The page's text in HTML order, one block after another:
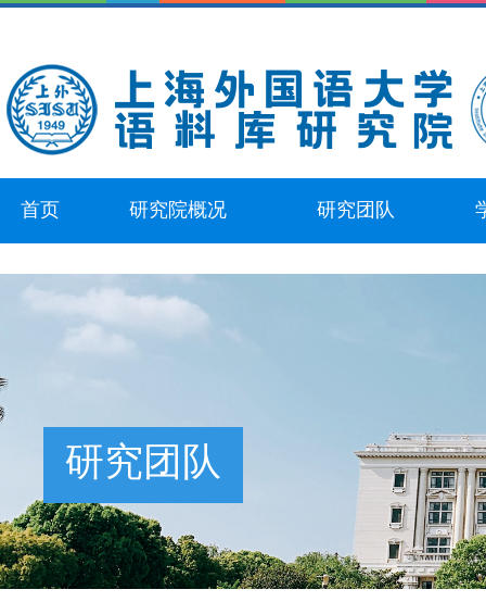
首页 研究院概况 研究团队
研究团队